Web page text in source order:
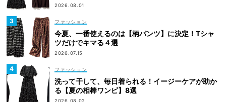
2026.08.01
ファッション
今夏、一番使えるのは【柄パンツ】に決定！Tシャ
ツだけでキマる４選
2026.07.15
ファッション
洗って干して、毎日着られる！イージーケアが助か
る【夏の相棒ワンピ】8選